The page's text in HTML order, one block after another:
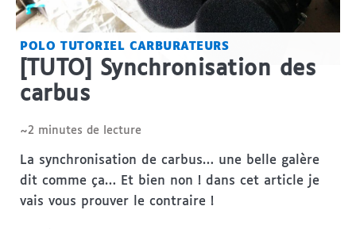
POLO TUTORIEL CARBURATEURS
[TUTO] Synchronisation des
carbus
~2 minutes de lecture
La synchronisation de carbus… une belle galère
dit comme ça… Et bien non ! dans cet article je
vais vous prouver le contraire !